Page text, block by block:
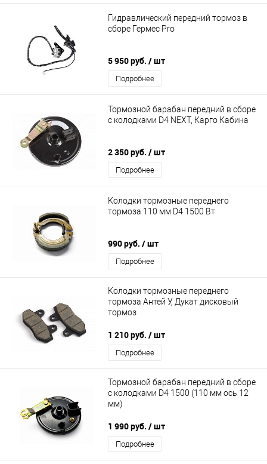
Гидравлический передний тормоз в
сборе Гермес Pro
5 950 руб. / шт
Подробнее
Тормозной барабан передний в сборе
с колодками D4 NEXT, Карго Кабина
2 350 руб. / шт
Подробнее
Колодки тормозные переднего
тормоза 110 мм D4 1500 Вт
990 руб. / шт
Подробнее
Колодки тормозные переднего
тормоза Антей У, Дукат дисковый
тормоз
1 210 руб. / шт
Подробнее
Тормозной барабан передний в сборе
с колодками D4 1500 (110 мм ось 12
мм)
1 990 руб. / шт
Подробнее